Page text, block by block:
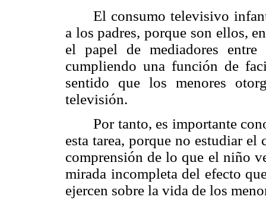
El consumo televisivo
a los padres, porque son ellos,
el papel de mediadores
cumpliendo una función de
sentido que los menores
televisión.
Por tanto, es importante
esta tarea, porque no estudiar
comprensión de lo que el niño
mirada incompleta del efecto
ejercen sobre la vida de los